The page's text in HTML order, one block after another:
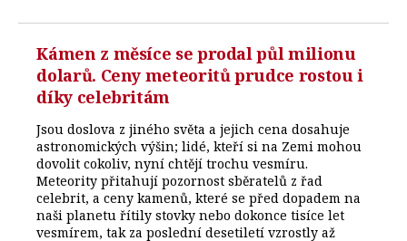
Kámen z měsíce se prodal půl milionu
dolarů. Ceny meteoritů prudce rostou i
díky celebritám
Jsou doslova z jiného světa a jejich cena dosahuje
astronomických výšin; lidé, kteří si na Zemi mohou
dovolit cokoliv, nyní chtějí trochu vesmíru.
Meteority přitahují pozornost sběratelů z řad
celebrit, a ceny kamenů, které se před dopadem na
naši planetu řítily stovky nebo dokonce tisíce let
vesmírem, tak za poslední desetiletí vzrostly až